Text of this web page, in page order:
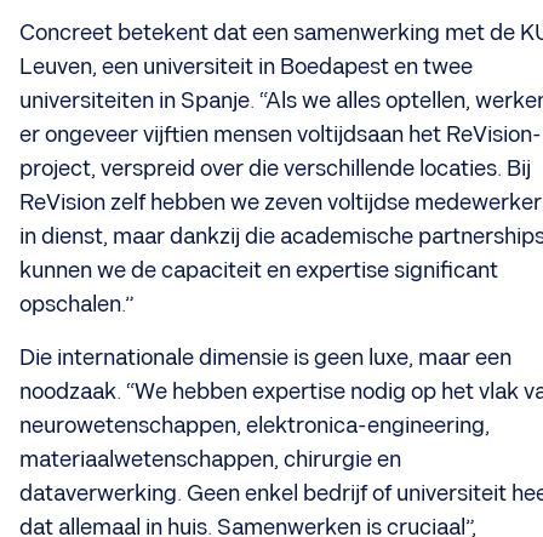
Concreet betekent dat een samenwerking met de
Leuven, een universiteit in Boedapest en twee
universiteiten in Spanje. “Als we alles optellen,
er ongeveer vijftien mensen voltijdsaan het ReVision-
project, verspreid over die verschillende locaties. Bij
ReVision zelf hebben we zeven voltijdse
in dienst, maar dankzij die academische
kunnen we de capaciteit en expertise significant
opschalen.”
Die internationale dimensie is geen luxe, maar een
noodzaak. “We hebben expertise nodig op het vlak
neurowetenschappen, elektronica-engineering,
materiaalwetenschappen, chirurgie en
dataverwerking. Geen enkel bedrijf of universiteit
dat allemaal in huis. Samenwerken is cruciaal”,